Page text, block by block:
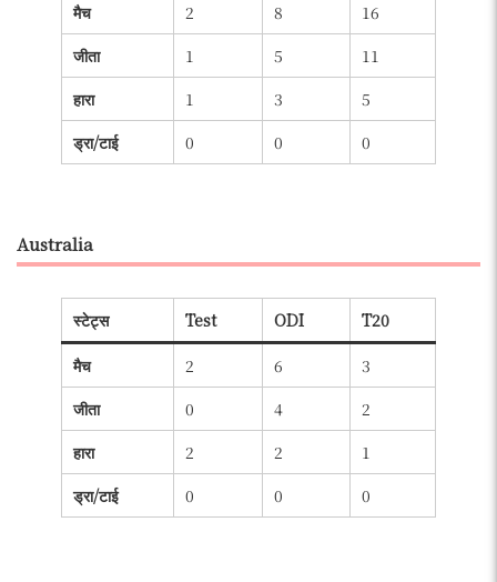
मैच 2 8
16
जीता
1 5
11
हारा
1 3
5
ड्रा/टाई
0 0 0
Australia
स्टेट्स Test ODI T20
मैच 2 6
3
जीता
0 4
2
हारा
2 2
1
ड्रा/टाई
0 0 0